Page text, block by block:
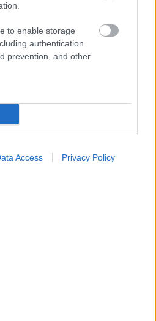
to enable storage
authentication
prevention, and other
Access Privacy Policy